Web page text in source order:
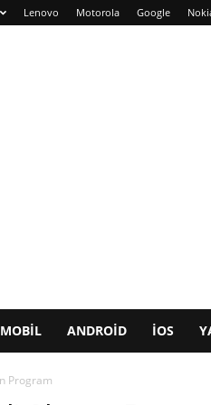
Lenovo Motorola Google
MOBIL ANDROID IOS
Program